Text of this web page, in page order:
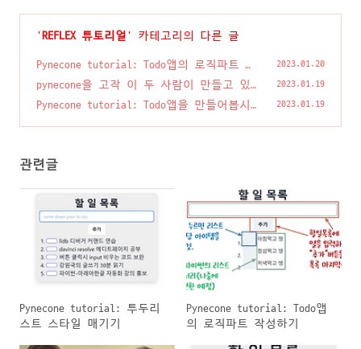
' REFLEX 튜토리얼 ' 카테고리의 다른 글
Pynecone tutorial: Todo앱의 로직파트 작
성하기
(2)
2023.01.20
pynecone을 고작 이 두 사람이 만들고 있
다고?
(1)
2023.01.19
Pynecone tutorial: Todo앱을 만들어봅시
2023.01.19
관련글
Pynecone tutorial: 투두리
스트 스타일 매기기
Pynecone tutorial: Todo앱
의 로직파트 작성하기